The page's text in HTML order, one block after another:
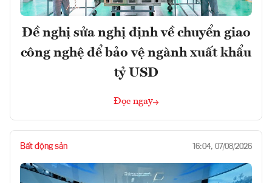
Đề nghị sửa nghị định về chuyển giao
công nghệ để bảo vệ ngành xuất khẩu
tỷ USD
Đọc ngay
Bất động sản 16:04, 07/08/2026